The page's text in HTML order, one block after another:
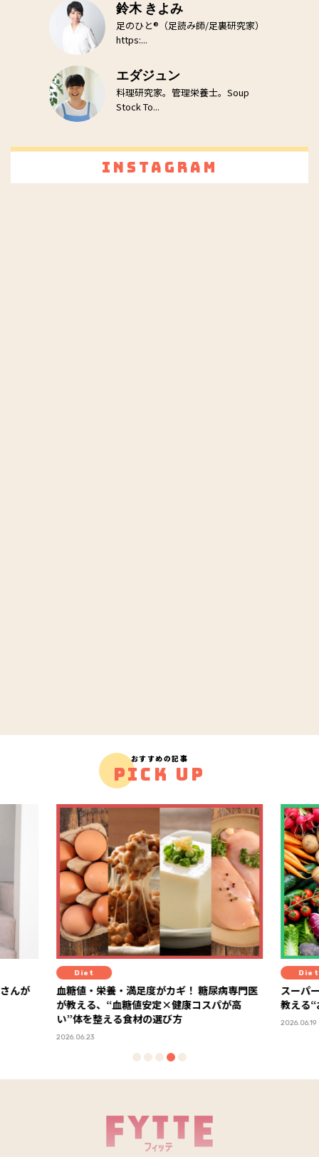
鈴木 きよみ
足のひと®（足読み師/足裏研究家）
https:...
エダジュン
料理研究家。管理栄養士。Soup
Stock To...
Instagram
おすすめの記事
PICK UP
んが
Diet
血糖値・栄養・満足度がカギ！ 糖尿病専門医
が教える、“血糖値安定×健康コスパが高
い”体を整える食材の選び方
2026.06.23
Diet
スーパ
教える
2026.06.19